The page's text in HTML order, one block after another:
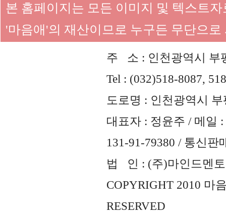
본 홈페이지는 모든 이미지 및 텍스트
'마음애'의 재산이므로 누구든 무단으
주 소 : 인천광역시 부
Tel : (032)518-8087,
도로명 : 인천광역시
대표자 : 정윤주 / 메일 :
131-91-79380 / 통신판
법 인 : (주)마인드멘토
COPYRIGHT 2010 마
RESERVED